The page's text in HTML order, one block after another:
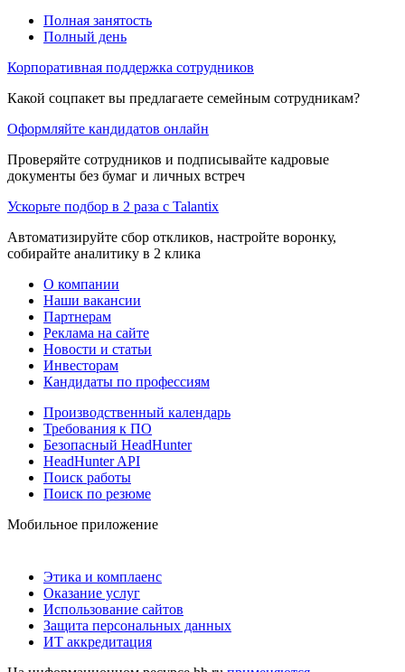
Полная занятость
Полный день
Корпоративная поддержка сотрудников
Какой соцпакет вы предлагаете семейным сотрудникам?
Оформляйте кандидатов онлайн
Проверяйте сотрудников и подписывайте кадровые
документы без бумаг и личных встреч
Ускорьте подбор в 2 раза с Talantix
Автоматизируйте сбор откликов, настройте воронку,
собирайте аналитику в 2 клика
О компании
Наши вакансии
Партнерам
Реклама на сайте
Новости и статьи
Инвесторам
Кандидаты по профессиям
Производственный календарь
Требования к ПО
Безопасный HeadHunter
HeadHunter API
Поиск работы
Поиск по резюме
Мобильное приложение
Этика и комплаенс
Оказание услуг
Использование сайтов
Защита персональных данных
ИТ аккредитация